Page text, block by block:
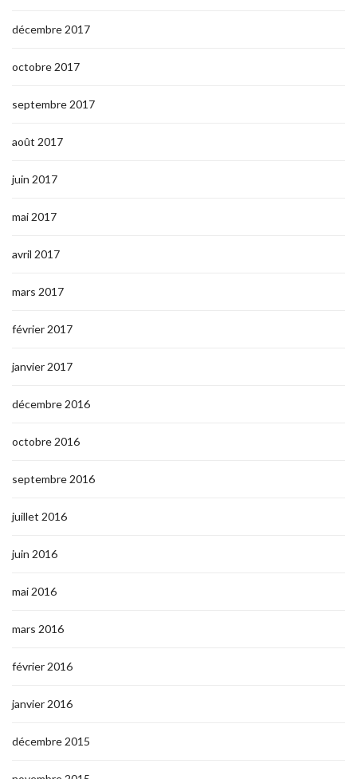
décembre 2017
octobre 2017
septembre 2017
août 2017
juin 2017
mai 2017
avril 2017
mars 2017
février 2017
janvier 2017
décembre 2016
octobre 2016
septembre 2016
juillet 2016
juin 2016
mai 2016
mars 2016
février 2016
janvier 2016
décembre 2015